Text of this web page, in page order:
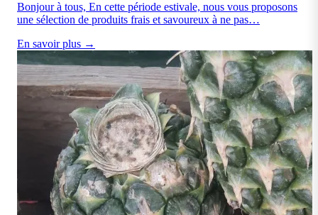
Bonjour à tous, En cette période estivale, nous vous proposons
une sélection de produits frais et savoureux à ne pas…
En savoir plus →